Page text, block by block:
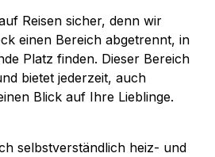
Reisen sicher, denn wir
einen Bereich abgetrennt, in
Platz finden. Dieser Bereich
bietet jederzeit, auch
Blick auf Ihre Lieblinge.
selbstverständlich heiz- und